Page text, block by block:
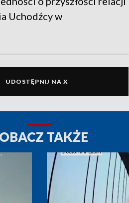
Uchodźcy w
UDOSTĘPNIJ NA X
TAKŻE